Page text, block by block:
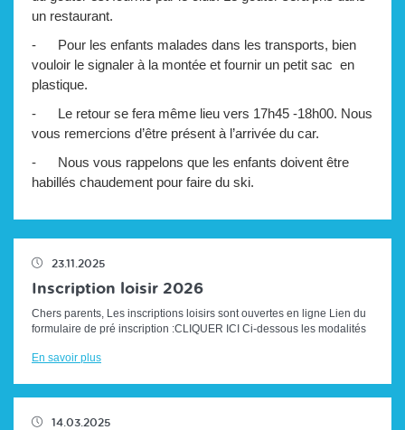
un restaurant.
- Pour les enfants malades dans les transports, bien
vouloir le signaler à la montée et fournir un petit sac en
plastique.
- Le retour se fera même lieu vers 17h45 -18h00. Nous
vous remercions d’être présent à l’arrivée du car.
- Nous vous rappelons que les enfants doivent être
habillés chaudement pour faire du ski.
23.11.2025
Inscription loisir 2026
Chers parents, Les inscriptions loisirs sont ouvertes en ligne Lien du
formulaire de pré inscription :CLIQUER ICI Ci-dessous les modalités
En savoir plus
14.03.2025